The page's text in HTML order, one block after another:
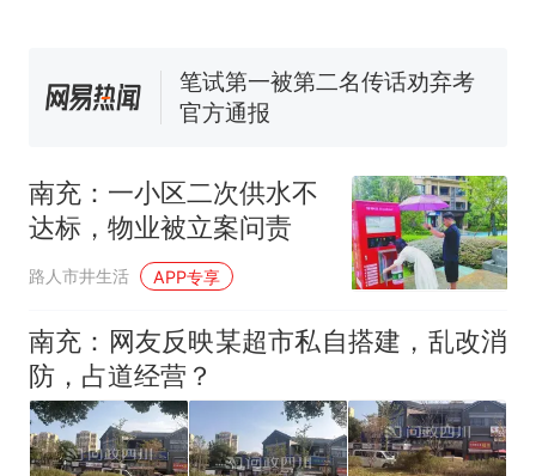
（新京报）
笔试第一被第二名传话劝弃考
官方通报
回大海 目击者直呼震惊 （视频
来源：参考消息）
热 西班牙飞地休达边境，摩洛
哥士兵搬起大石块投向移民引
争议，此前一天内数万人从摩
南充：一小区二次供水不
达标，物业被立案问责
路人市井生活 APP专享
南充：网友反映某超市私自搭建，乱改消
防，占道经营？